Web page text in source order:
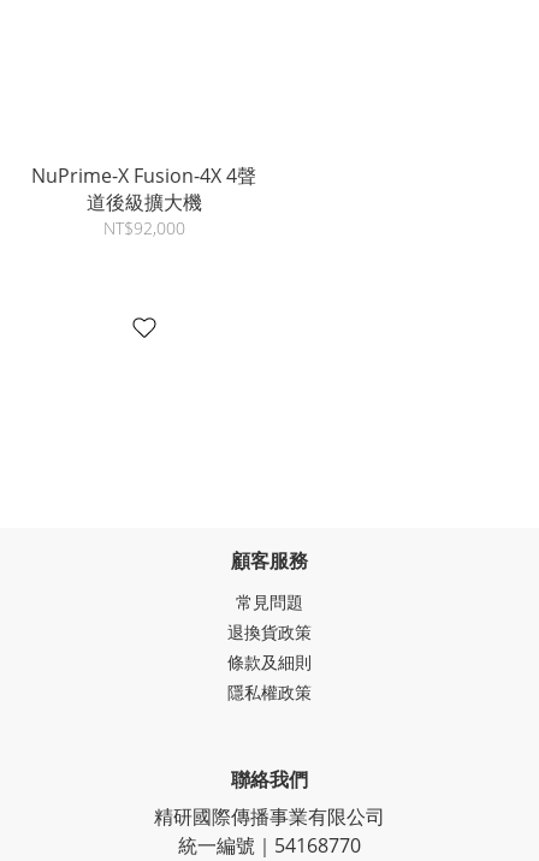
NuPrime-X Fusion-4X 4聲
道後級擴大機
NT$92,000
顧客服務
常見問題
退換貨政策
條款及細則
隱私權政策
聯絡我們
精研國際傳播事業有限公司
統一編號｜54168770